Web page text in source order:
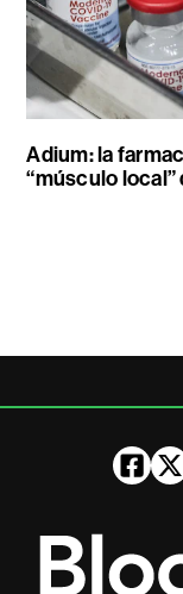
Adium: la
“músculo